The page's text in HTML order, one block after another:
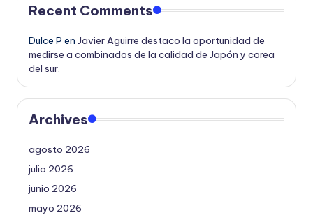
Recent Comments
Dulce P en Javier Aguirre destaco la oportunidad de
medirse a combinados de la calidad de Japón y corea
del sur.
Archives
agosto 2026
julio 2026
junio 2026
mayo 2026